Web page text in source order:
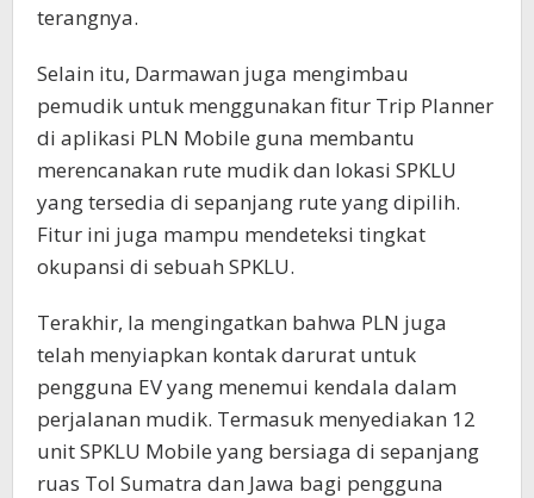
terangnya.
Selain itu, Darmawan juga mengimbau
pemudik untuk menggunakan fitur Trip Planner
di aplikasi PLN Mobile guna membantu
merencanakan rute mudik dan lokasi SPKLU
yang tersedia di sepanjang rute yang dipilih.
Fitur ini juga mampu mendeteksi tingkat
okupansi di sebuah SPKLU.
Terakhir, Ia mengingatkan bahwa PLN juga
telah menyiapkan kontak darurat untuk
pengguna EV yang menemui kendala dalam
perjalanan mudik. Termasuk menyediakan 12
unit SPKLU Mobile yang bersiaga di sepanjang
ruas Tol Sumatra dan Jawa bagi pengguna